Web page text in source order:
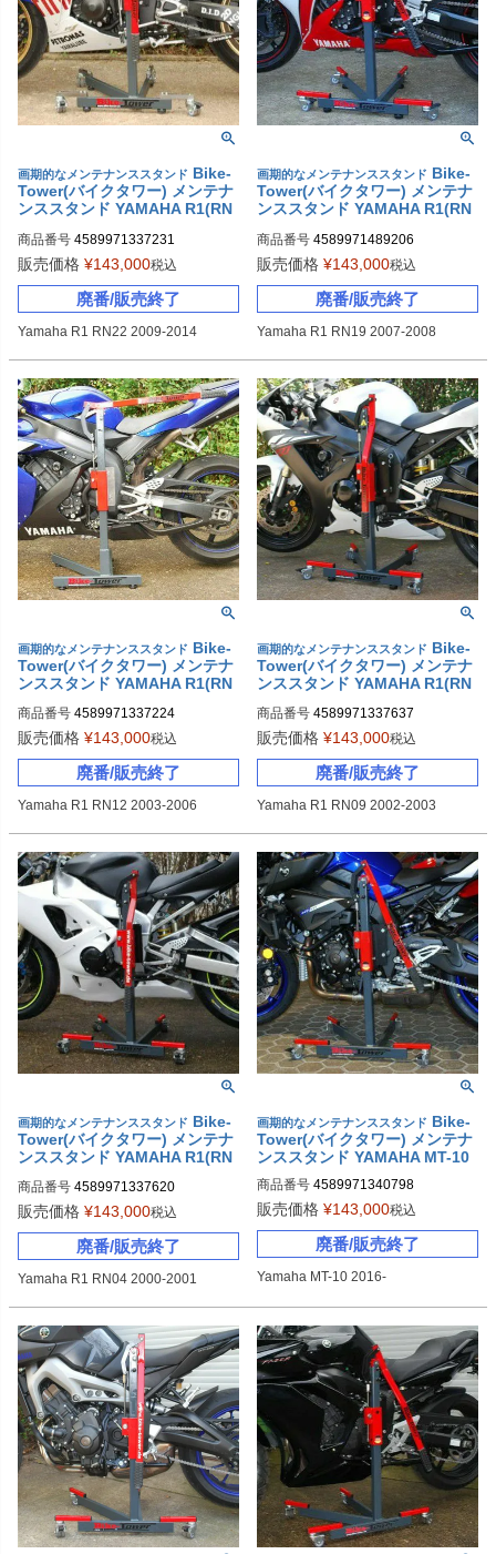
画期的なメンテナンススタンド Bike-
Tower(バイクタワー) メンテナ
ンススタンド YAMAHA R1(RN
商品番号 4589971337231
販売価格 ¥143,000税込
廃番/販売終了
Yamaha R1 RN22 2009-2014
画期的なメンテナンススタンド Bike-
Tower(バイクタワー) メンテナ
ンススタンド YAMAHA R1(RN
商品番号 4589971489206
販売価格 ¥143,000税込
廃番/販売終了
Yamaha R1 RN19 2007-2008
画期的なメンテナンススタンド Bike-
Tower(バイクタワー) メンテナ
ンススタンド YAMAHA R1(RN
商品番号 4589971337224
販売価格 ¥143,000税込
廃番/販売終了
Yamaha R1 RN12 2003-2006
画期的なメンテナンススタンド Bike-
Tower(バイクタワー) メンテナ
ンススタンド YAMAHA R1(RN
商品番号 4589971337637
販売価格 ¥143,000税込
廃番/販売終了
Yamaha R1 RN09 2002-2003
画期的なメンテナンススタンド Bike-
Tower(バイクタワー) メンテナ
ンススタンド YAMAHA R1(RN
商品番号 4589971337620
販売価格 ¥143,000税込
廃番/販売終了
Yamaha R1 RN04 2000-2001
画期的なメンテナンススタンド Bike-
Tower(バイクタワー) メンテナ
ンススタンド YAMAHA MT-10
商品番号 4589971340798
販売価格 ¥143,000税込
廃番/販売終了
Yamaha MT-10 2016-